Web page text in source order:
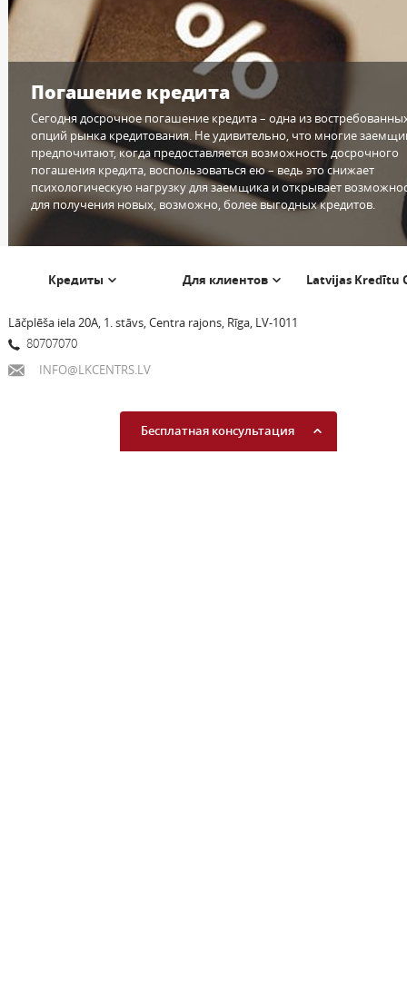
Погашение кредита
Сегодня досрочное погашение кредита – одна из
опций рынка кредитования. Не удивительно, что многие
предпочитают, когда предоставляется возможность досрочного
погашения кредита, воспользоваться ею – ведь это снижает
психологическую нагрузку для заемщика и открывает
для получения новых, возможно, более выгодных кредитов.
Кредиты Для клиентов Latvijas Kredītu
Lāčplēša iela 20A, 1. stāvs, Centra rajons, Rīga, LV-1011
80707070
INFO@LKCENTRS.LV
Бесплатная консультация